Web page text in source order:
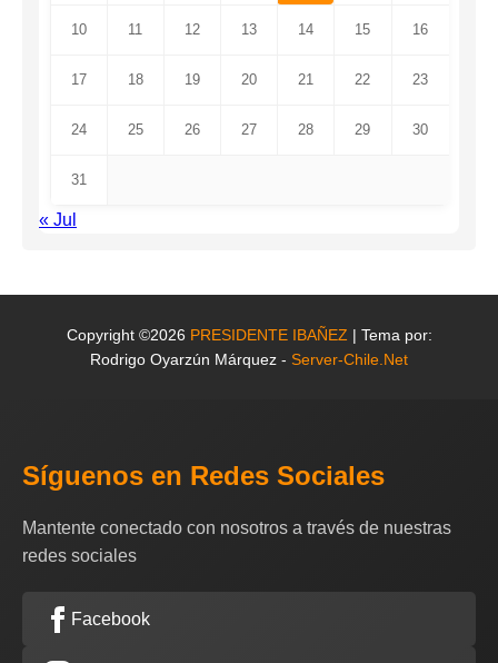
10 11 12 13 14 15 16
17 18 19 20 21 22 23
24 25 26 27 28 29 30
31
« Jul
Copyright ©2026 PRESIDENTE IBAÑEZ | Tema por:
Rodrigo Oyarzún Márquez - Server-Chile.Net
Síguenos en Redes Sociales
Mantente conectado con nosotros a través de nuestras
redes sociales
Facebook